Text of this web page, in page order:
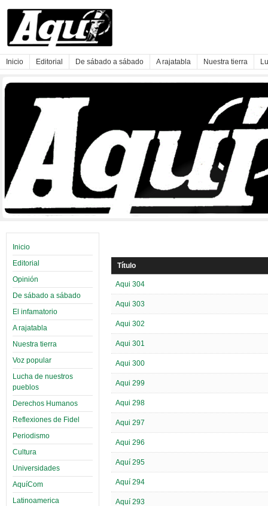
Inicio Editorial De sábado a sábado A rajatabla Nuestra tierra
Inicio
Editorial
Opinión
De sábado a sábado
El infamatorio
A rajatabla
Nuestra tierra
Voz popular
Lucha de nuestros
pueblos
Derechos Humanos
Reflexiones de Fidel
Periodismo
Cultura
Universidades
AquíCom
Latinoamerica
Título
Aqui 304
Aqui 303
Aqui 302
Aqui 301
Aqui 300
Aqui 299
Aqui 298
Aqui 297
Aqui 296
Aquí 295
Aquí 294
Aquí 293